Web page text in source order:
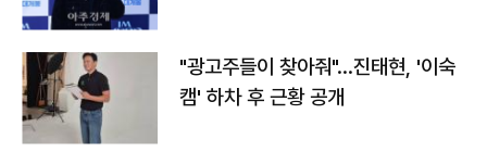
"광고주들이 찾아줘"…진태현, '이숙
캠' 하차 후 근황 공개